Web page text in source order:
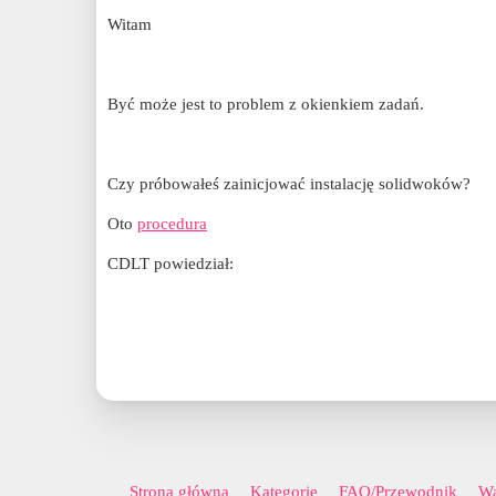
Witam
Być może jest to problem z okienkiem zadań.
Czy próbowałeś zainicjować instalację solidwoków?
Oto procedura
CDLT powiedział:
Strona główna Kategorie FAQ/Przewodnik